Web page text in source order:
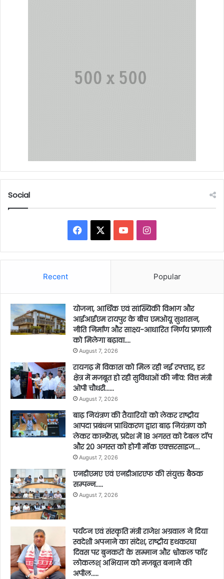
Social
Facebook YouTubeInstagram
Recent Popular
योजना, आर्थिक एवं सांख्यिकी विभाग और
आईआईएम रायपुर के बीच एमओयू सुशासन,
नीति निर्माण और साक्ष्य-आधारित निर्णय प्रणाली
को मिलेगा बढ़ावा….
August 7, 2026
रायगढ़ में विकास को मिल रही नई रफ्तार, हर
क्षेत्र में मजबूत हो रही सुविधाओं की नींव: वित्त मंत्री
ओपी चौधरी……
August 7, 2026
बाढ़ नियंत्रण की तैयारियों को लेकर राष्ट्रीय
आपदा प्रबंधन प्राधिकरण द्वारा बाढ़ नियंत्रण को
लेकर कान्फ्रेंस, प्रदेश में 18 अगस्त को टेबल टॉप
और 20 अगस्त को होगी मॉक एक्सरसाइज….
August 7, 2026
एनडीएमए एवं एनडीआरएफ की संयुक्त बैठक
सम्पन्न…..
August 7, 2026
पर्यटन एवं संस्कृति मंत्री राजेश अग्रवाल ने दिया
स्वदेशी अपनाने का संदेश, राष्ट्रीय हथकरघा
दिवस पर बुनकरों के सम्मान और श्वोकल फॉर
लोकलश् अभियान को मजबूत बनाने की
अपील…..